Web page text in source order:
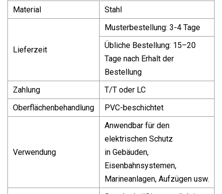
Material
Stahl
Lieferzeit
Musterbestellung: 3-4 Tage
Übliche Bestellung: 15–20
Tage nach Erhalt der
Bestellung
Zahlung
T/T oder LC
Oberflächenbehandlung
PVC-beschichtet
Verwendung
Anwendbar für den
elektrischen Schutz
in Gebäuden,
Eisenbahnsystemen,
Marineanlagen, Aufzügen usw.